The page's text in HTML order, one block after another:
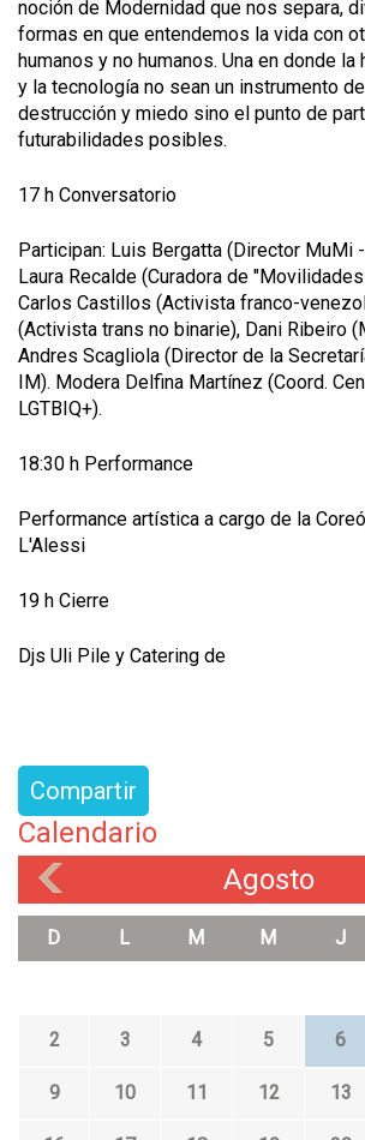
noción de Modernidad que nos separa,
formas en que entendemos la vida con
humanos y no humanos. Una en donde
y la tecnología no sean un instrumento
destrucción y miedo sino el punto de
futurabilidades posibles.
17 h Conversatorio
Participan: Luis Bergatta (Director MuMi
Laura Recalde (Curadora de
Carlos Castillos (Activista franco-
(Activista trans no binarie), Dani Ribeiro
Andres Scagliola (Director de la
IM). Modera Delfina Martínez (Coord.
LGTBIQ+).
18:30 h Performance
Performance artística a cargo de la
L'Alessi
19 h Cierre
Djs Uli Pile y Catering de
Compartir
Calendario
Agosto
D L M M J
2 3 4 5 6
9 10 11 12 13